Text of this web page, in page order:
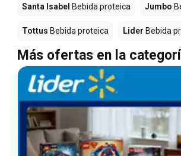
Santa Isabel Bebida proteica Jumbo
Tottus Bebida proteica Lider Bebida
Más ofertas en la